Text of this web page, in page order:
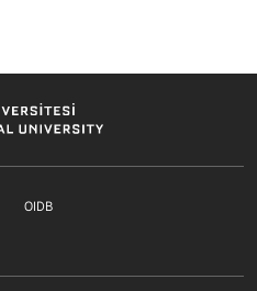
Footer menu 2
OIDB